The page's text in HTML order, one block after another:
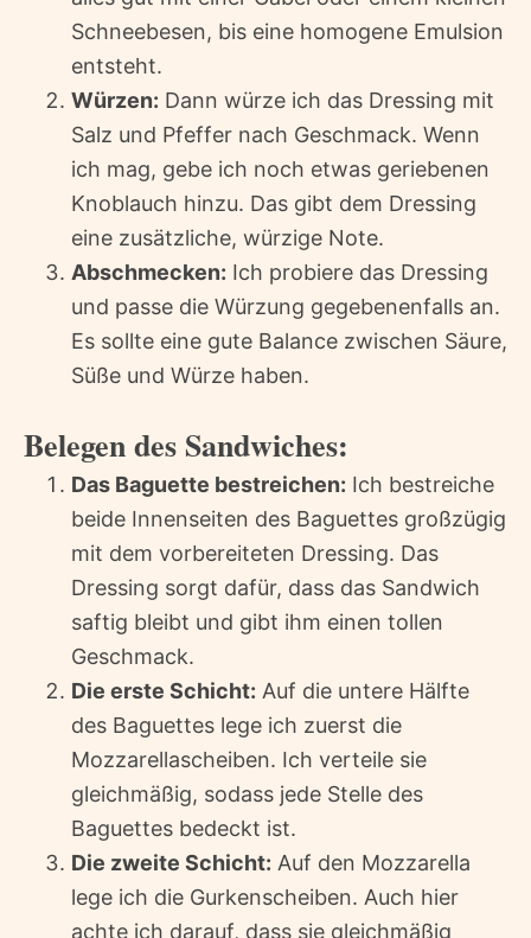
Schneebesen, bis eine homogene Emulsion
entsteht.
Würzen: Dann würze ich das Dressing mit
Salz und Pfeffer nach Geschmack. Wenn
ich mag, gebe ich noch etwas geriebenen
Knoblauch hinzu. Das gibt dem Dressing
eine zusätzliche, würzige Note.
Abschmecken: Ich probiere das Dressing
und passe die Würzung gegebenenfalls an.
Es sollte eine gute Balance zwischen Säure,
Süße und Würze haben.
Belegen des Sandwiches:
Das Baguette bestreichen: Ich bestreiche
beide Innenseiten des Baguettes großzügig
mit dem vorbereiteten Dressing. Das
Dressing sorgt dafür, dass das Sandwich
saftig bleibt und gibt ihm einen tollen
Geschmack.
Die erste Schicht: Auf die untere Hälfte
des Baguettes lege ich zuerst die
Mozzarellascheiben. Ich verteile sie
gleichmäßig, sodass jede Stelle des
Baguettes bedeckt ist.
Die zweite Schicht: Auf den Mozzarella
lege ich die Gurkenscheiben. Auch hier
achte ich darauf, dass sie gleichmäßig